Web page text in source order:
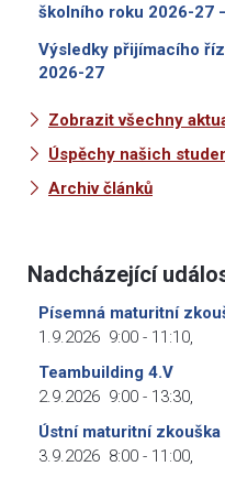
školního roku 2026-27
Výsledky přijímacího
2026-27
Zobrazit všechny
Úspěchy našich
Archiv článků
Nadcházející
Písemná maturitní
1.9.2026 9:00 - 11:10,
Teambuilding 4.V
2.9.2026 9:00 - 13:30,
Ústní maturitní zkouška
3.9.2026 8:00 - 11:00,